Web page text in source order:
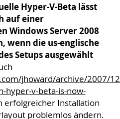
Hyper-V-Beta lässt
auf einer
Windows Server 2008
wenn die us-englische
Setups ausgewählt
jhoward/archive/2007/
hyper-v-beta-is-now-
erfolgreicher Installation
problemlos ändern.